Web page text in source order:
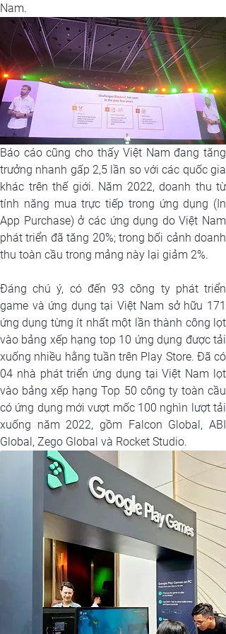
Nam.
Báo cáo cũng cho thấy Việt Nam đang tăng
trưởng nhanh gấp 2,5 lần so với các quốc gia
khác trên thế giới. Năm 2022, doanh thu từ
tính năng mua trực tiếp trong ứng dụng (In
App Purchase) ở các ứng dụng do Việt Nam
phát triển đã tăng 20%; trong bối cảnh doanh
thu toàn cầu trong mảng này lại giảm 2%.
Đáng chú ý, có đến 93 công ty phát triển
game và ứng dụng tại Việt Nam sở hữu 171
ứng dụng từng ít nhất một lần thành công lọt
vào bảng xếp hạng top 10 ứng dụng được tải
xuống nhiều hằng tuần trên Play Store. Đã có
04 nhà phát triển ứng dụng tại Việt Nam lọt
vào bảng xếp hạng Top 50 công ty toàn cầu
có ứng dụng mới vượt mốc 100 nghìn lượt tải
xuống năm 2022, gồm Falcon Global, ABI
Global, Zego Global và Rocket Studio.